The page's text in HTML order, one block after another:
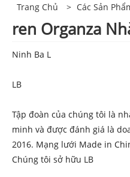
Trang Chủ > Các Sản
ren Organza
Ninh Ba L
LB
Tập đoàn của chúng tôi là
minh và được đánh giá là
2016. Mạng lưới Made in
Chúng tôi sở hữu LB